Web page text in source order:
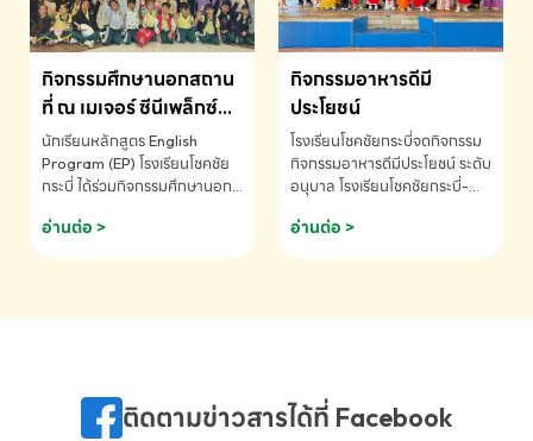
COMPETITION 2026 - ถ้วย
รางวัลรองชนะเลิศอันดับที่ 2
Mental Arithmetic
Competition K2 - ถ้วยรางวัล
รองชนะเลิศอันดับที่ 2 Mental
K2(Grop) โรงเรียนโชคชัยกระบี่-
สอบถามข้อมูลเพิ่มเติม โทร.
075-691910
กิจกรรมศึกษานอกสถาน
ที่ ณ เมเจอร์ ซีนีเพล็กซ์
ระดับประถมศึกษา (EP.1-
6)
นักเรียนหลักสูตร English
Program (EP) โรงเรียนโชคชัย
กระบี่ ได้ร่วมกิจกรรมศึกษานอก
ชมภาพยนตร์ Toy Story 5
(Soundtrack)เพื่อเสริมทักษะ
ภาษา ผ่านประสบการณ์การเรียนรู้
075-691910
อ่านต่อ >
กิจกรรมอาหารดีมี
ประโยชน์
โรงเรียนโชคชัยกระบี่จดกิจกรรม
กิจกรรมอาหารดีมีประโยชน์ ระดับ
อนุบาล โรงเรียนโชคชัยกระบี่-
075-691910
อ่านต่อ >
ติดตามข่าวสารได้ที่ Facebook